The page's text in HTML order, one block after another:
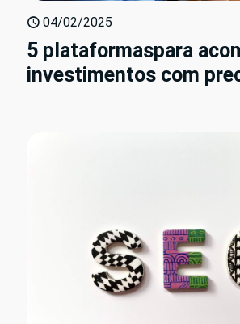
04/02/2025
5 plataformaspara
investimentos com